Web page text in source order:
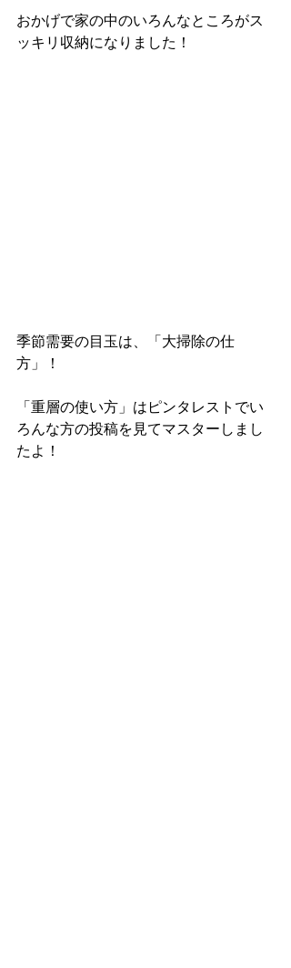
おかげで家の中のいろんなところがス
ッキリ収納になりました！
季節需要の目玉は、「大掃除の仕
方」！
「重層の使い方」はピンタレストでい
ろんな方の投稿を見てマスターしまし
たよ！